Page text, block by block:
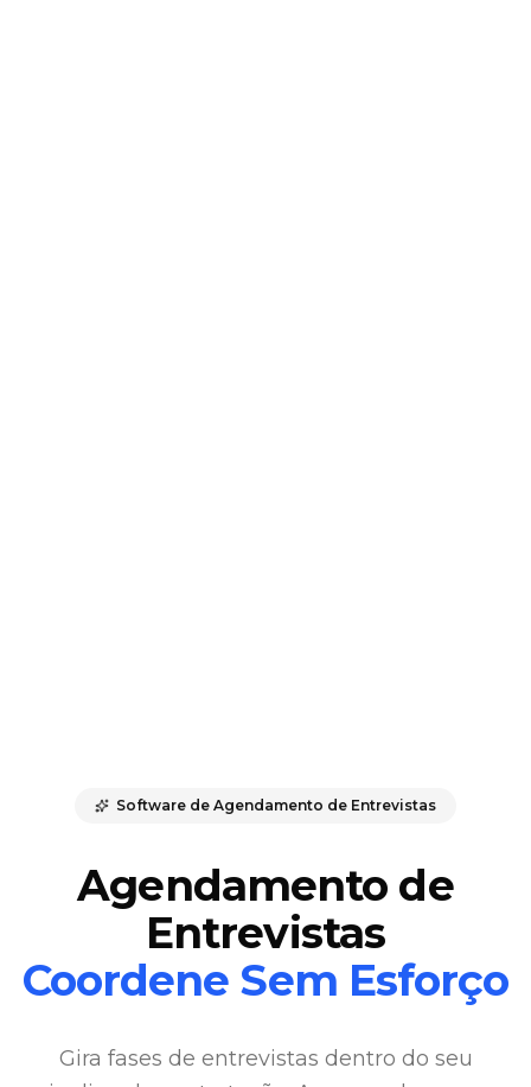
Software de Agendamento de Entrevistas
Agendamento de
Entrevistas
Coordene Sem Esforço
Gira fases de entrevistas dentro do seu